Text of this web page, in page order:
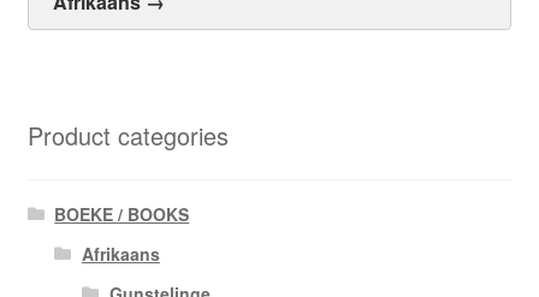
Product categories
BOEKE / BOOKS
Afrikaans